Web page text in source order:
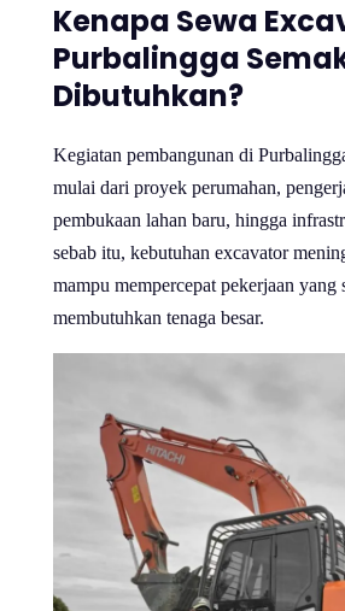
Kenapa Sewa
Purbalingga
Dibutuhkan?
Kegiatan pembangunan di
mulai dari proyek perumahan,
pembukaan lahan baru, hingga
sebab itu, kebutuhan excavator
mampu mempercepat pekerjaan yang
membutuhkan tenaga besar.